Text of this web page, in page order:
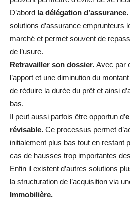
D’abord la délégation d’assurance.
solutions d’assurance emprunteurs
marché et permet souvent de
de l’usure.
Retravailler son dossier. Avec par
l’apport et une diminution du
de réduire la durée du prêt et ainsi
bas.
Il peut aussi parfois être opportun d’
révisable. Ce processus permet
initialement plus bas tout en restant
cas de hausses trop importantes
Enfin il existent d’autres solutions
la structuration de l’acquisition via
Immobilière.